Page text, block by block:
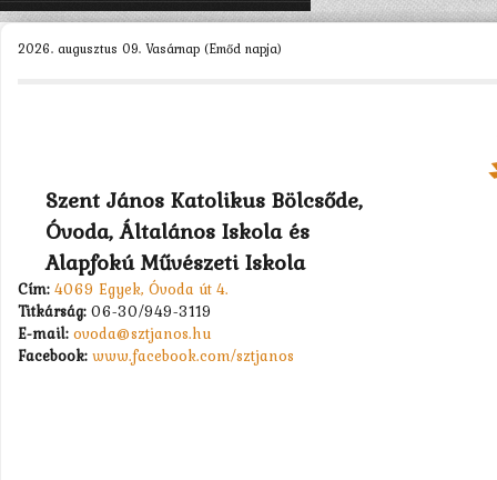
2026. augusztus 09. Vasárnap (Emőd napja)
Szent János Katolikus Bölcsőde,
Óvoda, Általános Iskola és
Alapfokú Művészeti Iskola
Cím: 4069 Egyek, Óvoda út 4.
Titkárság: 06-30/949-3119
E-mail: ovoda@sztjanos.hu
Facebook: www.facebook.com/sztjanos
KEZDŐLAP
PÁLYÁZATOK >
KAPCSOLAT